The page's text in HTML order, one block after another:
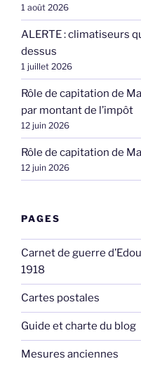
1 août 2026
ALERTE : climatiseurs
dessus
1 juillet 2026
Rôle de capitation de
par montant de l’impôt
12 juin 2026
Rôle de capitation de
12 juin 2026
PAGES
Carnet de guerre
1918
Cartes postales
Guide et charte du blog
Mesures anciennes